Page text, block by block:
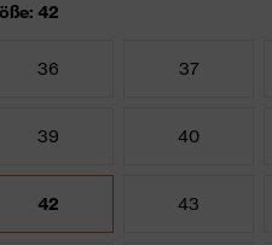
42
36 37
39 40
42 43